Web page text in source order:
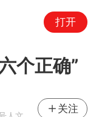
打开
个正确”
关注